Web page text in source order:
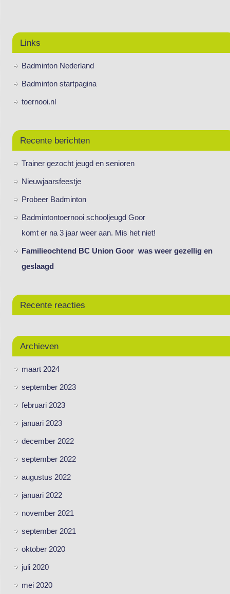
Links
Badminton Nederland
Badminton startpagina
toernooi.nl
Recente berichten
Trainer gezocht jeugd en senioren
Nieuwjaarsfeestje
Probeer Badminton
Badmintontoernooi schooljeugd Goor
komt er na 3 jaar weer aan. Mis het niet!
Familieochtend BC Union Goor was weer gezellig en
geslaagd
Recente reacties
Archieven
maart 2024
september 2023
februari 2023
januari 2023
december 2022
september 2022
augustus 2022
januari 2022
november 2021
september 2021
oktober 2020
juli 2020
mei 2020